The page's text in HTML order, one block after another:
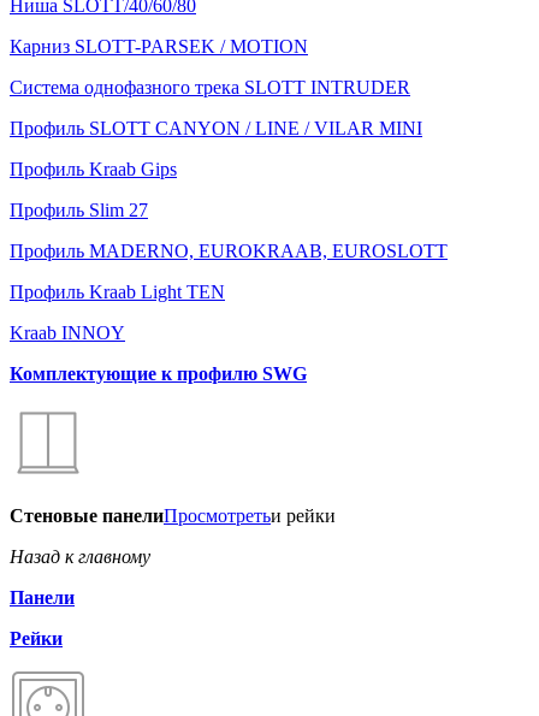
Ниша SLOTT/40/60/80
Карниз SLOTT-PARSEK / MOTION
Система однофазного трека SLOTT INTRUDER
Профиль SLOTT CANYON / LINE / VILAR MINI
Профиль Kraab Gips
Профиль Slim 27
Профиль MADERNO, EUROKRAAB, EUROSLOTT
Профиль Kraab Light TEN
Kraab INNOY
Комплектующие к профилю SWG
Стеновые панелиПросмотретьи рейки
Назад к главному
Панели
Рейки